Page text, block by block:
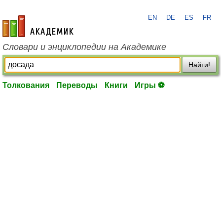
academic.ru
EN DE ES FR
Словари и энциклопедии на Академике
Найти!
Толкования Переводы Книги Игры ⚽